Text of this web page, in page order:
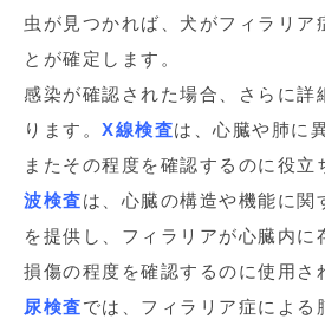
虫が見つかれば、犬がフィラリア
とが確定します。
感染が確認された場合、さらに詳
ります。 X線検査は、心臓や肺に
またその程度を確認するのに役立
波検査は、心臓の構造や機能に関
を提供し、フィラリアが心臓内に
損傷の程度を確認するのに使用さ
尿検査では、フィラリア症による